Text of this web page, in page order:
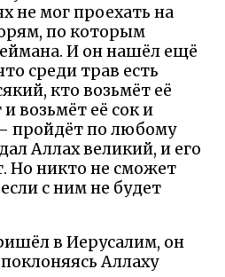
не мог проехать на
по которым
И он нашёл ещё
среди трав есть
кто возьмёт её
возьмёт её сок и
пройдёт по любому
Аллах великий, и его
Но никто не сможет
с ним не будет
в Иерусалим, он
Аллаху